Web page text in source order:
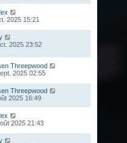
2025 15:21
2025 23:52
Threepwood
2025 02:55
Threepwood
2025 16:49
2025 21:43